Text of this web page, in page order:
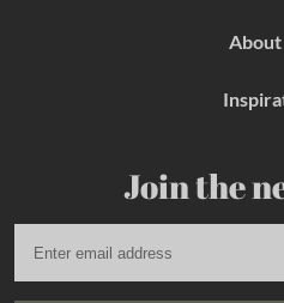
About
Join the